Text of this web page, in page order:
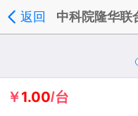
返回
￥1.00/台